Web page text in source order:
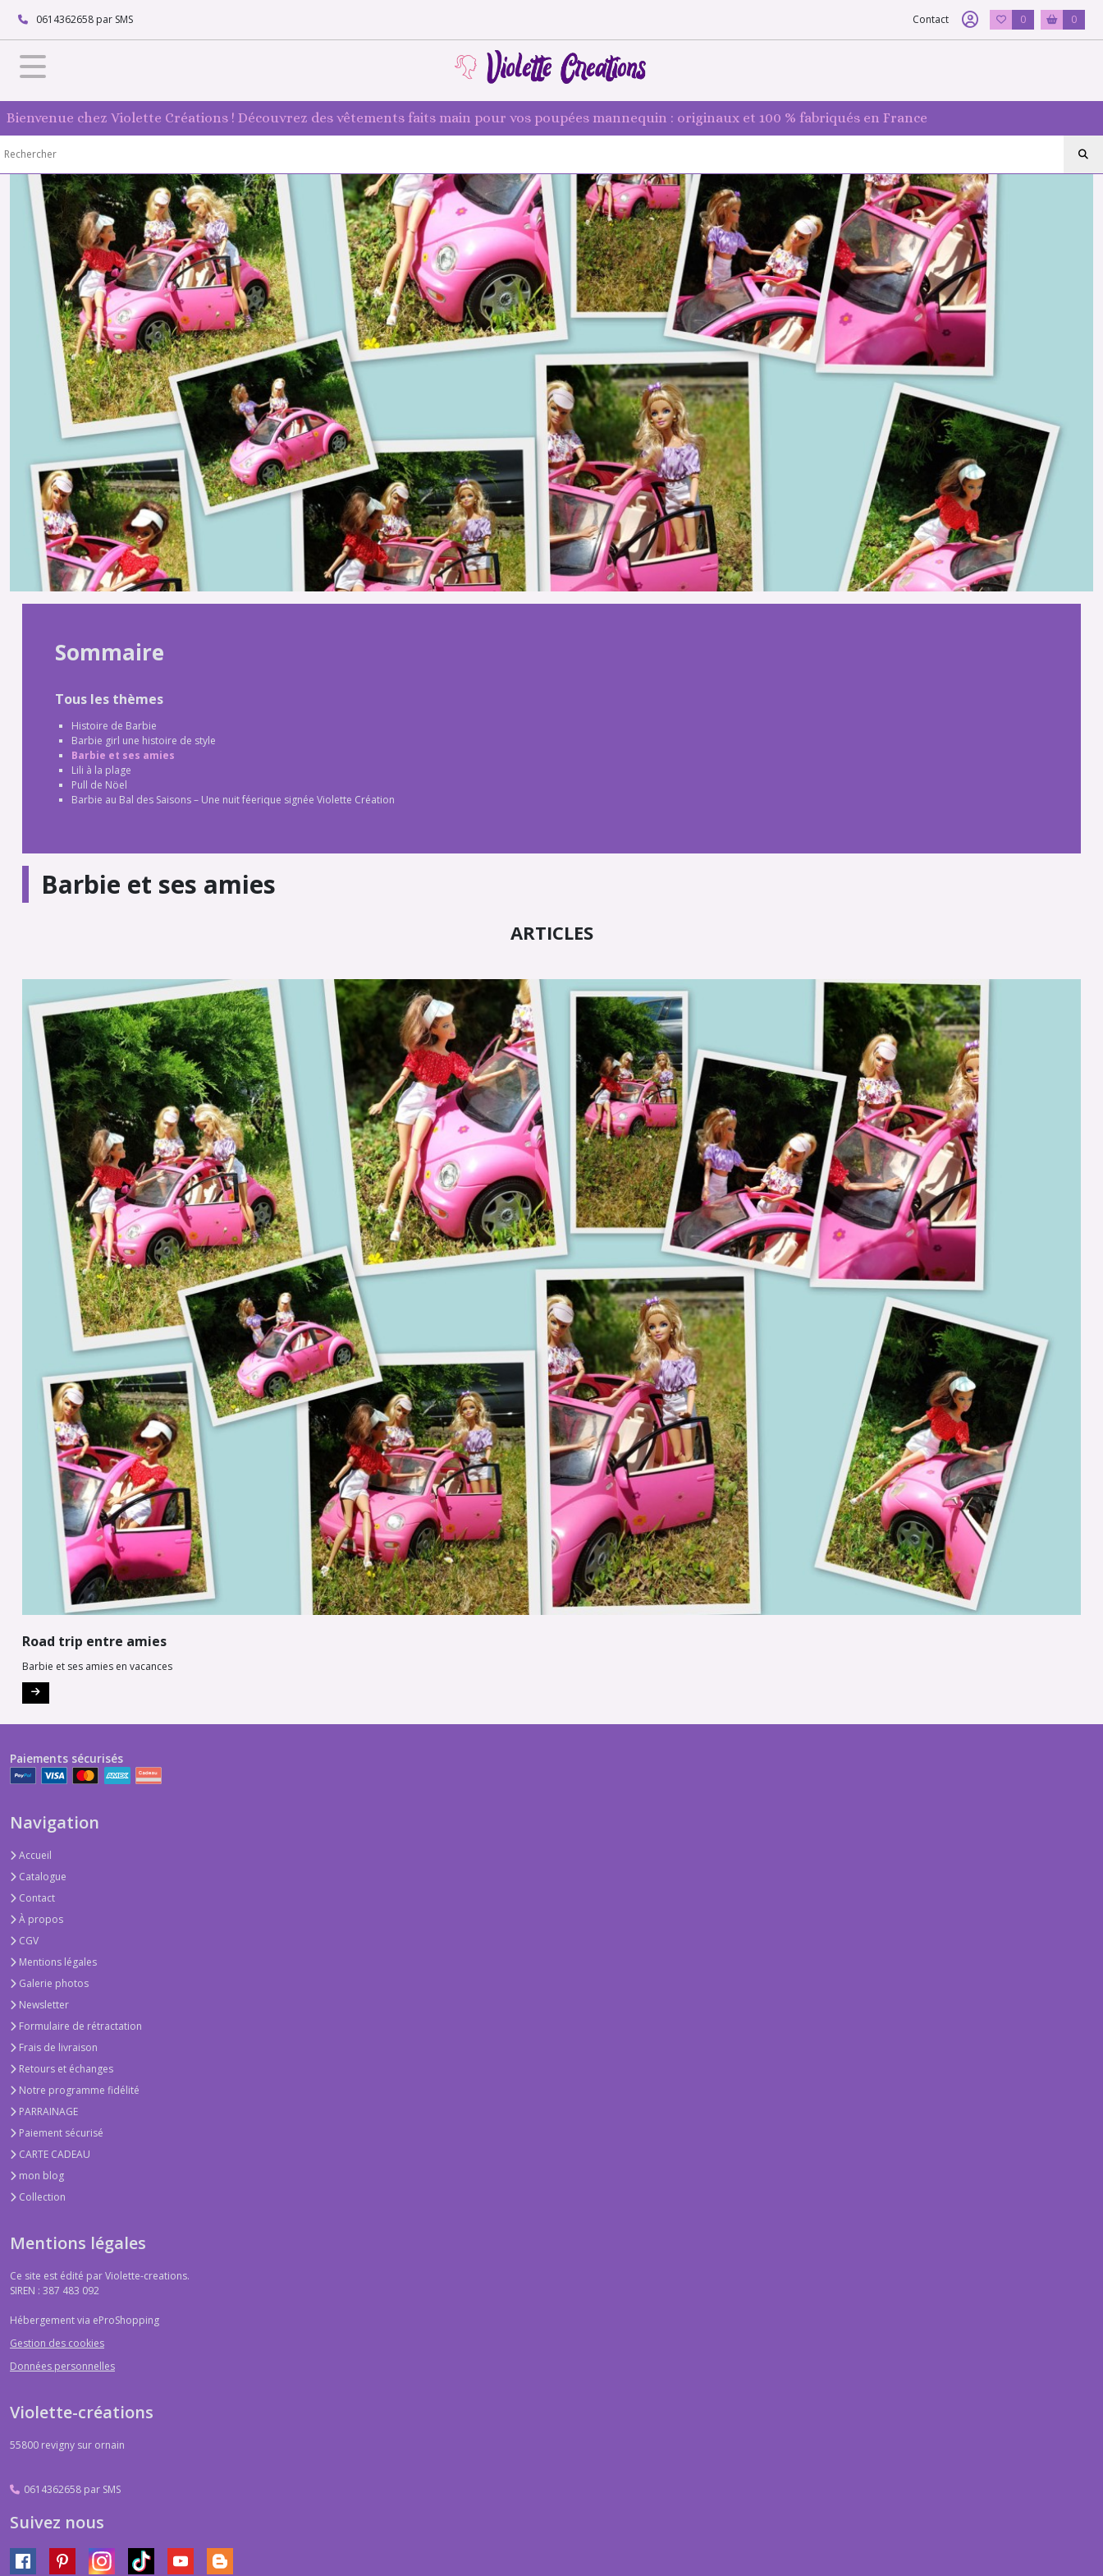
0614362658 par SMS Contact 0 0
Bienvenue chez Violette Créations ! Découvrez des vêtements faits main pour vos poupées mannequin : originaux et 100 % fabriqués en France
Sommaire
Tous les thèmes
Histoire de Barbie
Barbie girl une histoire de style
Barbie et ses amies
Lili à la plage
Pull de Nöel
Barbie au Bal des Saisons – Une nuit féerique signée Violette Création
Barbie et ses amies
ARTICLES
Road trip entre amies
Barbie et ses amies en vacances
Paiements sécurisés
Navigation
Accueil
Catalogue
Contact
À propos
CGV
Mentions légales
Galerie photos
Newsletter
Formulaire de rétractation
Frais de livraison
Retours et échanges
Notre programme fidélité
PARRAINAGE
Paiement sécurisé
CARTE CADEAU
mon blog
Collection
Mentions légales
Ce site est édité par Violette-creations.
SIREN : 387 483 092
Hébergement via eProShopping
Gestion des cookies
Données personnelles
Violette-créations
55800 revigny sur ornain
0614362658 par SMS
Suivez nous